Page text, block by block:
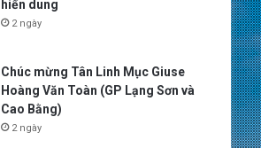
hiển dung
2 ngày
Chúc mừng Tân Linh Mục Giuse
Hoàng Văn Toàn (GP Lạng Sơn và
Cao Bằng)
2 ngày